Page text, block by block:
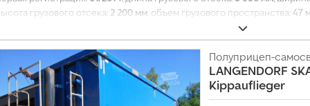
з
д
а
грузового отсека: 2 200 мм , объем грузового пространства:47
Полуприцеп-
LANGENDORF
Kippauflieger